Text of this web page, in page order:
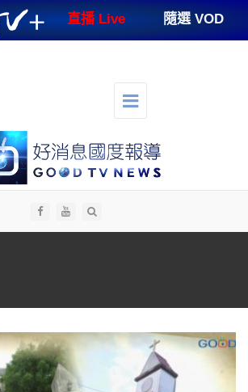
直播 Live 隨選 VOD
切
換
選
單
導